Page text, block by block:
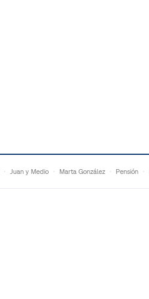
Juan y Medio Marta González Pensión